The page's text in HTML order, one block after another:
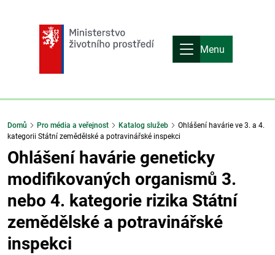
Menu
Domů Pro média a veřejnost Katalog služeb
Ohlášení havárie ve 3. a 4.
kategorii Státní zemědělské a potravinářské inspekci
Ohlášení havárie geneticky
modifikovaných organismů 3.
nebo 4. kategorie rizika Státní
zemědělské a potravinářské
inspekci